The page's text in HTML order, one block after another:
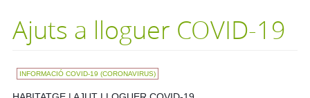
Ajuts a lloguer COVID-19
INFORMACIÓ COVID-19 (CORONAVIRUS)